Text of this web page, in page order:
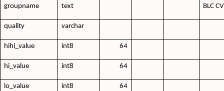
groupname text BLC
quality varchar
hihi_value int8 64
hi_value int8 64
lo_value int8 64